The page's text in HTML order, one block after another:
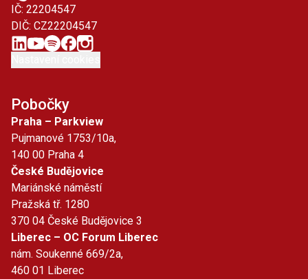
IČ: 22204547
DIČ: CZ22204547
Pobočky
Praha – Parkview
Pujmanové 1753/10a,
140 00 Praha 4
České Budějovice
Mariánské náměstí
Pražská tř. 1280
370 04 České Budějovice 3
Liberec – OC Forum Liberec
nám. Soukenné 669/2a,
460 01 Liberec